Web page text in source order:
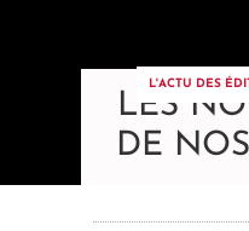
L'ACTU DES
LES
DE